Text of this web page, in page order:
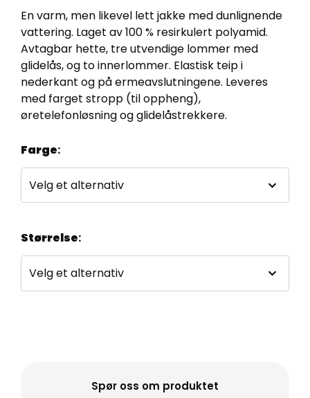
En varm, men likevel lett jakke med dunlignende
vattering. Laget av 100 % resirkulert polyamid.
Avtagbar hette, tre utvendige lommer med
glidelås, og to innerlommer. Elastisk teip i
nederkant og på ermeavslutningene. Leveres
med farget stropp (til oppheng),
øretelefonløsning og glidelåstrekkere.
Farge:
Størrelse:
Spør oss om produktet